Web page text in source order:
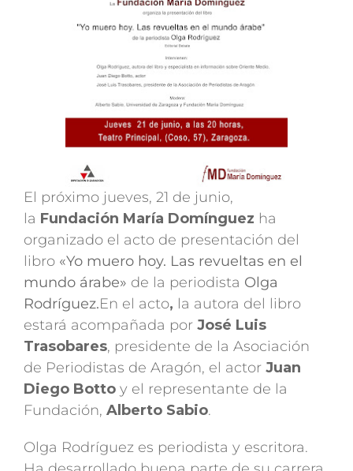
El próximo jueves, 21 de junio,
la Fundación María Domínguez ha
organizado el acto de presentación del
libro «Yo muero hoy. Las revueltas en el
mundo árabe» de la periodista Olga
Rodríguez.En el acto, la autora del libro
estará acompañada por José Luis
Trasobares, presidente de la Asociación
de Periodistas de Aragón, el actor Juan
Diego Botto y el representante de la
Fundación, Alberto Sabio.
Olga Rodríguez es periodista y escritora.